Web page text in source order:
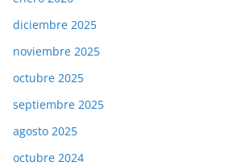
diciembre 2025
noviembre 2025
octubre 2025
septiembre 2025
agosto 2025
octubre 2024